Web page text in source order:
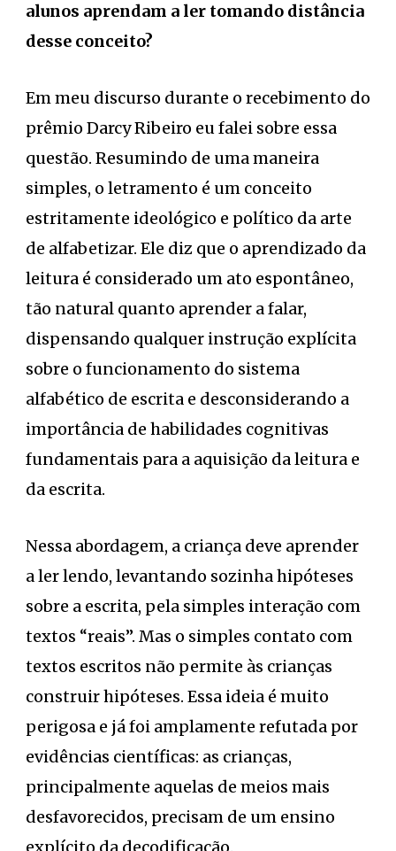
alunos aprendam a ler tomando distância
desse conceito?
Em meu discurso durante o recebimento do
prêmio Darcy Ribeiro eu falei sobre essa
questão. Resumindo de uma maneira
simples, o letramento é um conceito
estritamente ideológico e político da arte
de alfabetizar. Ele diz que o aprendizado da
leitura é considerado um ato espontâneo,
tão natural quanto aprender a falar,
dispensando qualquer instrução explícita
sobre o funcionamento do sistema
alfabético de escrita e desconsiderando a
importância de habilidades cognitivas
fundamentais para a aquisição da leitura e
da escrita.
Nessa abordagem, a criança deve aprender
a ler lendo, levantando sozinha hipóteses
sobre a escrita, pela simples interação com
textos “reais”. Mas o simples contato com
textos escritos não permite às crianças
construir hipóteses. Essa ideia é muito
perigosa e já foi amplamente refutada por
evidências científicas: as crianças,
principalmente aquelas de meios mais
desfavorecidos, precisam de um ensino